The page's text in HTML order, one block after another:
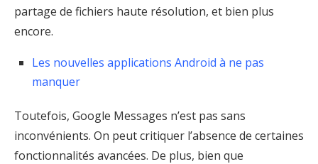
partage de fichiers haute résolution, et bien plus
encore.
Les nouvelles applications Android à ne pas
manquer
Toutefois, Google Messages n’est pas sans
inconvénients. On peut critiquer l’absence de certaines
fonctionnalités avancées. De plus, bien que